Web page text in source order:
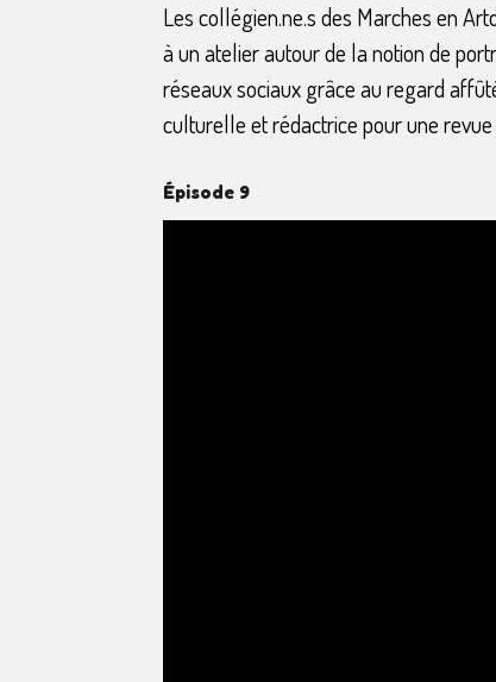
Les collégien.ne.s des Marches en
à un atelier autour de la notion de
réseaux sociaux grâce au regard
culturelle et rédactrice pour une
Épisode 9